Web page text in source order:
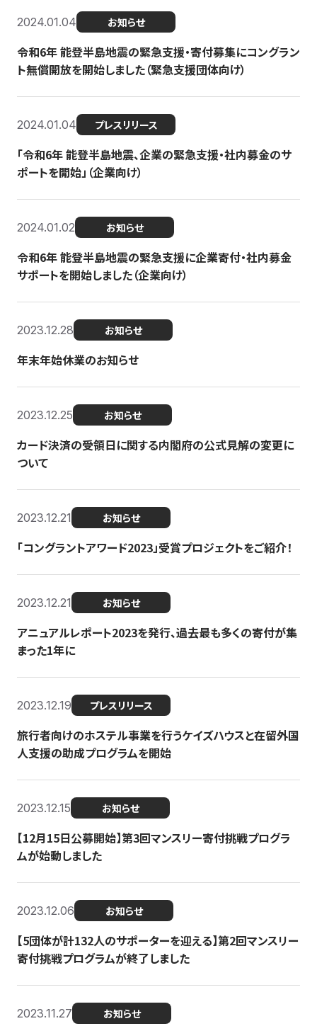
2024.01.04 お知らせ
令和6年 能登半島地震の緊急支援・寄付募集にコングラン
ト無償開放を開始しました（緊急支援団体向け）
2024.01.04 プレスリリース
「令和6年 能登半島地震、企業の緊急支援・社内募金のサ
ポートを開始」（企業向け）
2024.01.02 お知らせ
令和6年 能登半島地震の緊急支援に企業寄付・社内募金
サポートを開始しました（企業向け）
2023.12.28 お知らせ
年末年始休業のお知らせ
2023.12.25 お知らせ
カード決済の受領日に関する内閣府の公式見解の変更に
ついて
2023.12.21 お知らせ
「コングラントアワード2023」受賞プロジェクトをご紹介！
2023.12.21 お知らせ
アニュアルレポート2023を発行、過去最も多くの寄付が集
まった1年に
2023.12.19 プレスリリース
旅行者向けのホステル事業を行うケイズハウスと在留外国
人支援の助成プログラムを開始
2023.12.15 お知らせ
【12月15日公募開始】第3回マンスリー寄付挑戦プログラ
ムが始動しました
2023.12.06 お知らせ
【5団体が計132人のサポーターを迎える】第2回マンスリー
寄付挑戦プログラムが終了しました
2023.11.27 お知らせ